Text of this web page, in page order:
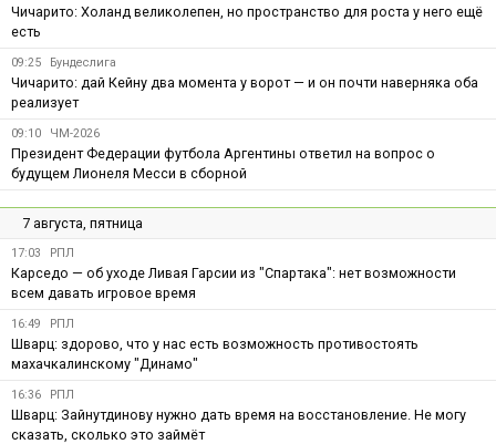
Чичарито: Холанд великолепен, но пространство для роста у него ещё
есть
09:25 Бундеслига
Чичарито: дай Кейну два момента у ворот — и он почти наверняка оба
реализует
09:10 ЧМ-2026
Президент Федерации футбола Аргентины ответил на вопрос о
будущем Лионеля Месси в сборной
7 августа, пятница
17:03 РПЛ
Карседо — об уходе Ливая Гарсии из "Спартака": нет возможности
всем давать игровое время
16:49 РПЛ
Шварц: здорово, что у нас есть возможность противостоять
махачкалинскому "Динамо"
16:36 РПЛ
Шварц: Зайнутдинову нужно дать время на восстановление. Не могу
сказать, сколько это займёт